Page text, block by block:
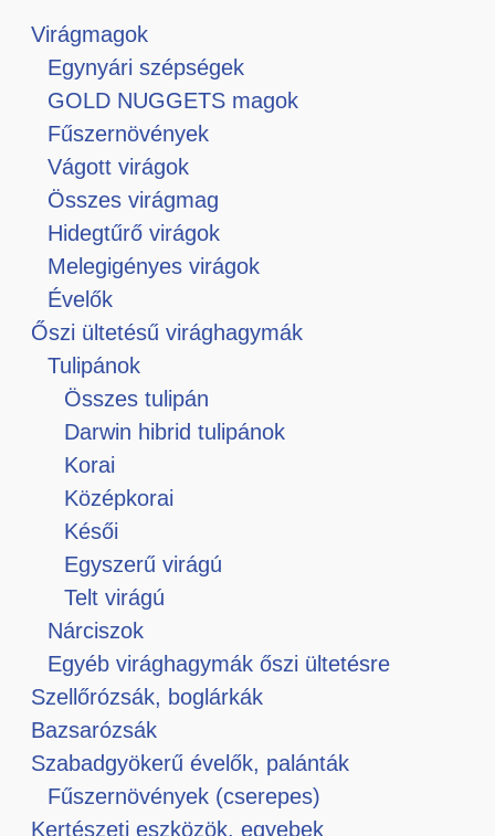
Virágmagok
Egynyári szépségek
GOLD NUGGETS magok
Fűszernövények
Vágott virágok
Összes virágmag
Hidegtűrő virágok
Melegigényes virágok
Évelők
Őszi ültetésű virághagymák
Tulipánok
Összes tulipán
Darwin hibrid tulipánok
Korai
Középkorai
Késői
Egyszerű virágú
Telt virágú
Nárciszok
Egyéb virághagymák őszi ültetésre
Szellőrózsák, boglárkák
Bazsarózsák
Szabadgyökerű évelők, palánták
Fűszernövények (cserepes)
Kertészeti eszközök, egyebek